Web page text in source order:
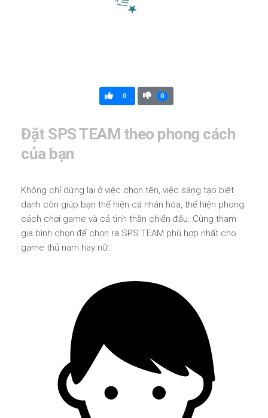
0 0
Đặt SPS TEAM theo phong cách
của bạn
Không chỉ dừng lại ở việc chọn tên, việc sáng tạo biệt
danh còn giúp bạn thể hiện cá nhân hóa, thể hiện phong
cách chơi game và cả tinh thần chiến đấu. Cùng tham
gia bình chọn để chọn ra SPS TEAM phù hợp nhất cho
game thủ nam hay nữ.